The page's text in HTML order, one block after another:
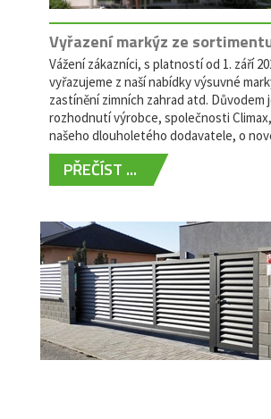
Vyřazení markýz ze
Vážení zákazníci, s platností od 1. září
vyřazujeme z naší nabídky výsuvné
zastínění zimních zahrad atd. Důvodem
rozhodnutí výrobce, společnosti Climax,
našeho dlouholetého dodavatele, o
PŘEČÍST ...